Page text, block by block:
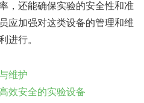
，还能确保实验的安全性和准
应加强对这类设备的管理和维
进行。
维护
效安全的实验设备